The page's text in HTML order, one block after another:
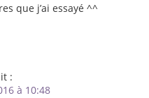
que j’ai essayé ^^
:
à 10:48